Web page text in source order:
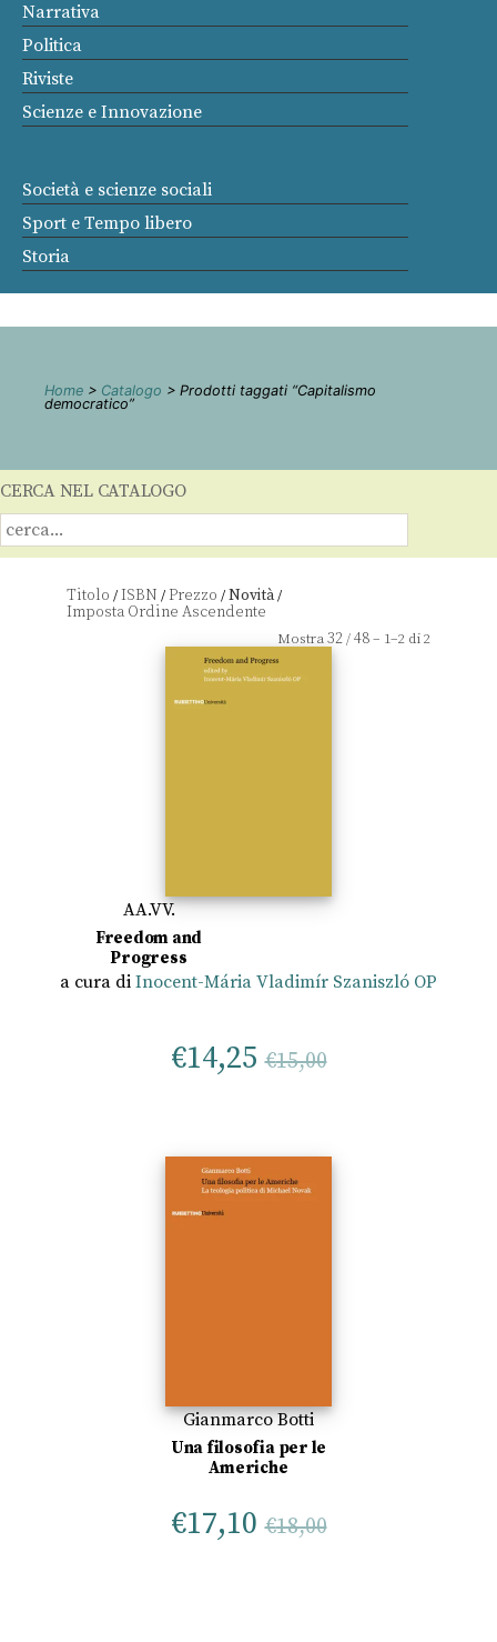
Narrativa
Politica
Riviste
Scienze e Innovazione
Società e scienze sociali
Sport e Tempo libero
Storia
Home > Catalogo > Prodotti taggati “Capitalismo
democratico”
CERCA NEL CATALOGO
Titolo /ISBN /Prezzo /Novità/
Mostra32/48– 1–2 di 2
AA.VV.
Freedom and
Progress
a cura di Inocent-Mária Vladimír Szaniszló OP
€14,25 €15,00
Gianmarco Botti
Una filosofia per le
Americhe
€17,10 €18,00